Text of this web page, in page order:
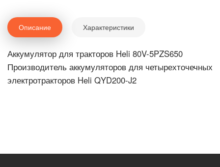
Описание Характеристики
Аккумулятор для тракторов Heli 80V-5PZS650
Производитель аккумуляторов для четырехточечных
электротракторов Heli QYD200-J2